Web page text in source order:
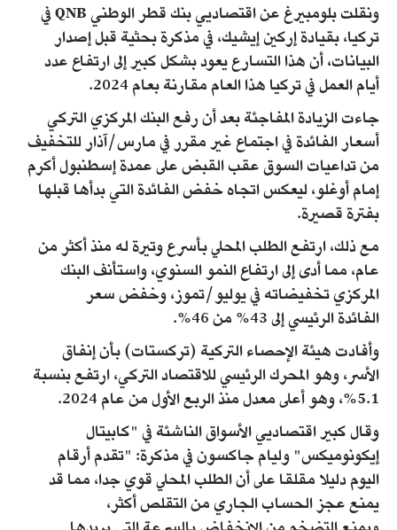
ونقلت بلومبيرغ عن اقتصاديي بنك قطر الوطني QNB في
تركيا، بقيادة إركين إيشيك، في مذكرة بحثية قبل إصدار
البيانات، أن هذا التسارع يعود بشكل كبير إلى ارتفاع عدد
أيام العمل في تركيا هذا العام مقارنة بعام 2024.
جاءت الزيادة المفاجئة بعد أن رفع البنك المركزي التركي
أسعار الفائدة في اجتماع غير مقرر في مارس/آذار للتخفيف
من تداعيات السوق عقب القبض على عمدة إسطنبول أكرم
إمام أوغلو، ليعكس اتجاه خفض الفائدة التي بدأها قبلها
بفترة قصيرة.
مع ذلك، ارتفع الطلب المحلي بأسرع وتيرة له منذ أكثر من
عام، مما أدى إلى ارتفاع النمو السنوي، واستأنف البنك
المركزي تخفيضاته في يوليو/تموز، وخفض سعر
الفائدة الرئيسي إلى 43% من 46%.
وأفادت هيئة الإحصاء التركية (تركستات) بأن إنفاق
الأسر، وهو المحرك الرئيسي للاقتصاد التركي، ارتفع بنسبة
5.1%، وهو أعلى معدل منذ الربع الأول من عام 2024.
وقال كبير اقتصاديي الأسواق الناشئة في "كابيتال
إيكونوميكس" وليام جاكسون في مذكرة: "تقدم أرقام
اليوم دليلا مقلقا على أن الطلب المحلي قوي جدا، مما قد
يمنع عجز الحساب الجاري من التقلص أكثر،